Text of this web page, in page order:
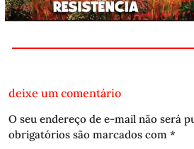
deixe um comentário
O seu endereço de e-mail não será
obrigatórios são marcados com *